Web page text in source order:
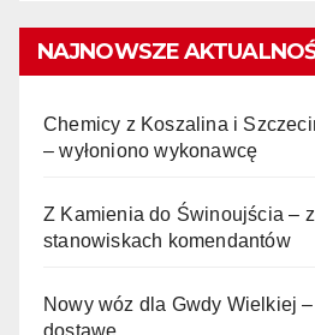
NAJNOWSZE
Chemicy z Koszalina i
– wyłoniono wykonawcę
Z Kamienia do Świnoujścia –
stanowiskach komendantów
Nowy wóz dla Gwdy Wielkiej
dostawę